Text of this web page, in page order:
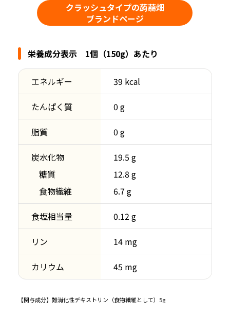
クラッシュタイプの蒟蒻畑
ブランドページ
栄養成分表示 1個（150g）あたり
エネルギー 39 kcal
たんぱく質 0 g
脂質 0 g
炭水化物
19.5 g
糖質
12.8 g
食物繊維
6.7 g
食塩相当量 0.12 g
リン 14 mg
カリウム 45 mg
【関与成分】難消化性デキストリン（食物繊維として）5g